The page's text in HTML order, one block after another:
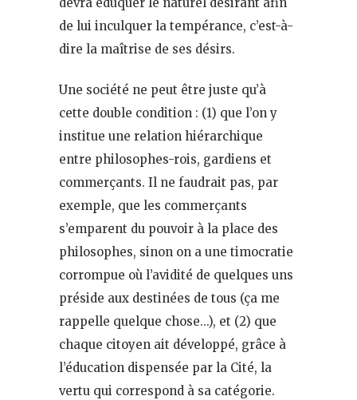
de lui inculquer la tempérance, c’est-à-
dire la maîtrise de ses désirs.
Une société ne peut être juste qu’à
cette double condition : (1) que l’on y
institue une relation hiérarchique
entre philosophes-rois, gardiens et
commerçants. Il ne faudrait pas, par
exemple, que les commerçants
s’emparent du pouvoir à la place des
philosophes, sinon on a une timocratie
corrompue où l’avidité de quelques uns
préside aux destinées de tous (ça me
rappelle quelque chose…), et (2) que
chaque citoyen ait développé, grâce à
l’éducation dispensée par la Cité, la
vertu qui correspond à sa catégorie.